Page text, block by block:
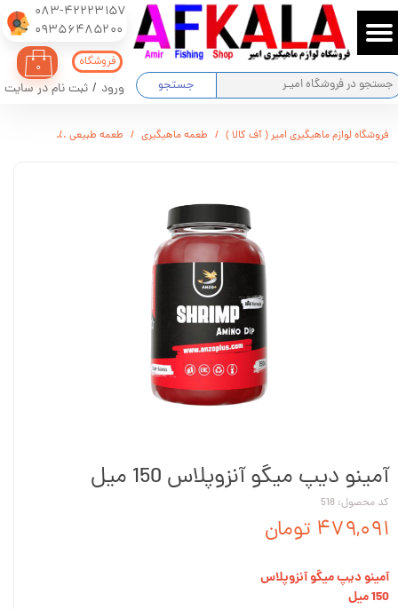
083-42223157
​​​​​​​09356485200
جستجو
۰
ورود / ثبت نام در سایت
حساب کاربری من
تغییر گذر واژه
فروشگاه
فروشگاه لوازم ماهیگیری امیر ( آف کالا ) طعمه ماهیگیری طعمه طبیعی
آمینو دیپ میگو آنزوپلاس 150 میل
کد محصول: 518
۴۷۹,۰۹۱ تومان
آمینو دیپ میگو آنزوپلاس
150 میل